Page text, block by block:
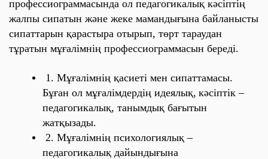
профессиограммасында ол педагогикалық кәсіптің
жалпы сипатын және жеке мамандығына байланысты
сипаттарын қарастыра отырып, төрт тараудан
тұратын мұғалімнің профессиограммасын береді.
1. Мұғалімнің қасиеті мен сипаттамасы.
Бұған ол мұғалімдердің идеялық, кәсіптік –
педагогикалық, танымдық бағытын
жатқызады.
2. Мұғалімнің психологиялық –
педагогикалық дайындығына